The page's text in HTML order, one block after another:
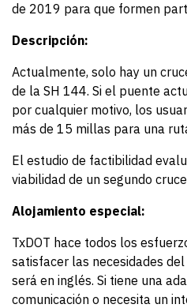
de 2019 para que formen
Descripción:
Actualmente, solo hay un
de la SH 144. Si el puente
por cualquier motivo, los
más de 15 millas para una
El estudio de factibilidad
viabilidad de un segundo
Alojamiento especial:
TxDOT hace todos los
satisfacer las necesidades
será en inglés. Si tiene una
comunicación o necesita un